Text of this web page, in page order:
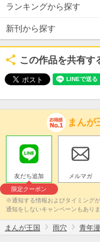
ランキングから探す
新刊から探す
この作品を共有す
まんが
友だち追加
限定クーポン
メルマガ
※通知する情報およびタイミング
通知をしないキャンペーンもあり
まんが王国 雨穴 青年